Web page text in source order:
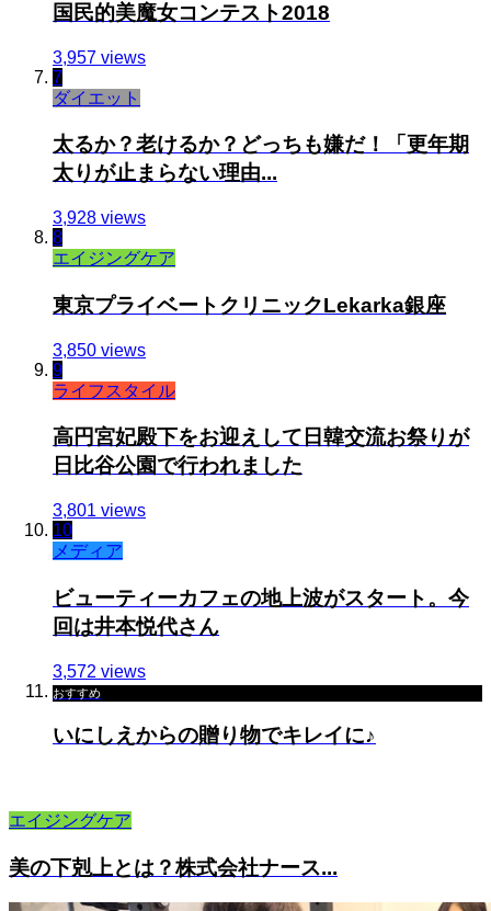
国民的美魔女コンテスト2018
3,957 views
7
ダイエット
太るか？老けるか？どっちも嫌だ！「更年期
太りが止まらない理由...
3,928 views
8
エイジングケア
東京プライベートクリニックLekarka銀座
3,850 views
9
ライフスタイル
高円宮妃殿下をお迎えして日韓交流お祭りが
日比谷公園で行われました
3,801 views
10
メディア
ビューティーカフェの地上波がスタート。今
回は井本悦代さん
3,572 views
おすすめ
いにしえからの贈り物でキレイに♪
エイジングケア
美の下剋上とは？株式会社ナース...